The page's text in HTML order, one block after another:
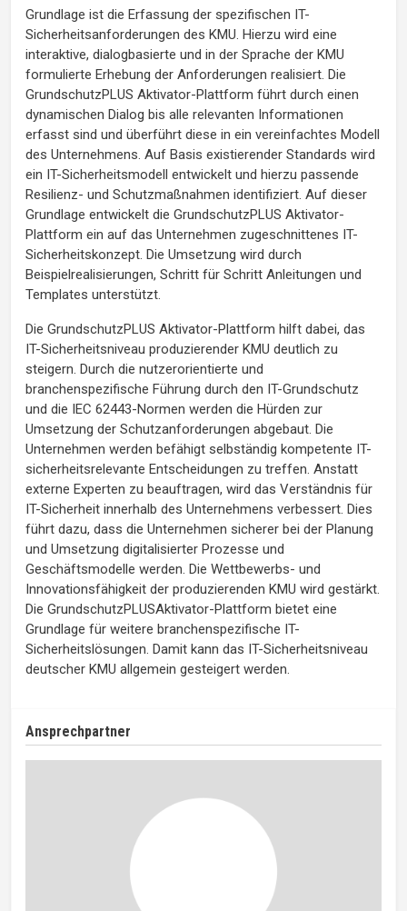
Grundlage ist die Erfassung der spezifischen IT-
Sicherheitsanforderungen des KMU. Hierzu wird eine
interaktive, dialogbasierte und in der Sprache der KMU
formulierte Erhebung der Anforderungen realisiert. Die
GrundschutzPLUS Aktivator-Plattform führt durch einen
dynamischen Dialog bis alle relevanten Informationen
erfasst sind und überführt diese in ein vereinfachtes Modell
des Unternehmens. Auf Basis existierender Standards wird
ein IT-Sicherheitsmodell entwickelt und hierzu passende
Resilienz- und Schutzmaßnahmen identifiziert. Auf dieser
Grundlage entwickelt die GrundschutzPLUS Aktivator-
Plattform ein auf das Unternehmen zugeschnittenes IT-
Sicherheitskonzept. Die Umsetzung wird durch
Beispielrealisierungen, Schritt für Schritt Anleitungen und
Templates unterstützt.
Die GrundschutzPLUS Aktivator-Plattform hilft dabei, das
IT-Sicherheitsniveau produzierender KMU deutlich zu
steigern. Durch die nutzerorientierte und
branchenspezifische Führung durch den IT-Grundschutz
und die IEC 62443-Normen werden die Hürden zur
Umsetzung der Schutzanforderungen abgebaut. Die
Unternehmen werden befähigt selbständig kompetente IT-
sicherheitsrelevante Entscheidungen zu treffen. Anstatt
externe Experten zu beauftragen, wird das Verständnis für
IT-Sicherheit innerhalb des Unternehmens verbessert. Dies
führt dazu, dass die Unternehmen sicherer bei der Planung
und Umsetzung digitalisierter Prozesse und
Geschäftsmodelle werden. Die Wettbewerbs- und
Innovationsfähigkeit der produzierenden KMU wird gestärkt.
Die GrundschutzPLUSAktivator-Plattform bietet eine
Grundlage für weitere branchenspezifische IT-
Sicherheitslösungen. Damit kann das IT-Sicherheitsniveau
deutscher KMU allgemein gesteigert werden.
Ansprechpartner